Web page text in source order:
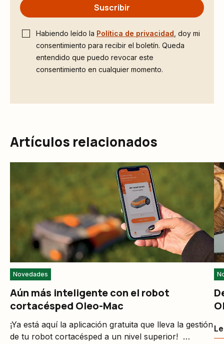
Suscribir
Habiendo leído la Política de privacidad , doy mi
consentimiento para recibir el boletín. Queda
entendido que puedo revocar este
consentimiento en cualquier momento.
Artículos relacionados
Novedades
Aún más inteligente con el robot
cortacésped Oleo-Mac
¡Ya está aquí la aplicación gratuita que lleva la gestión
de tu robot cortacésped a un nivel superior!